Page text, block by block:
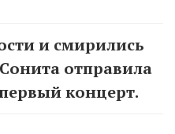
и смирились
отправила
концерт.